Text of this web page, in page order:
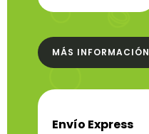
MÁS INFORMACIÓN
Envío Express